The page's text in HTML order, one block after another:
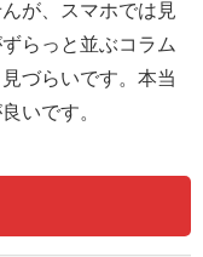
が、スマホでは見
らっと並ぶコラム
づらいです。本当
いです。